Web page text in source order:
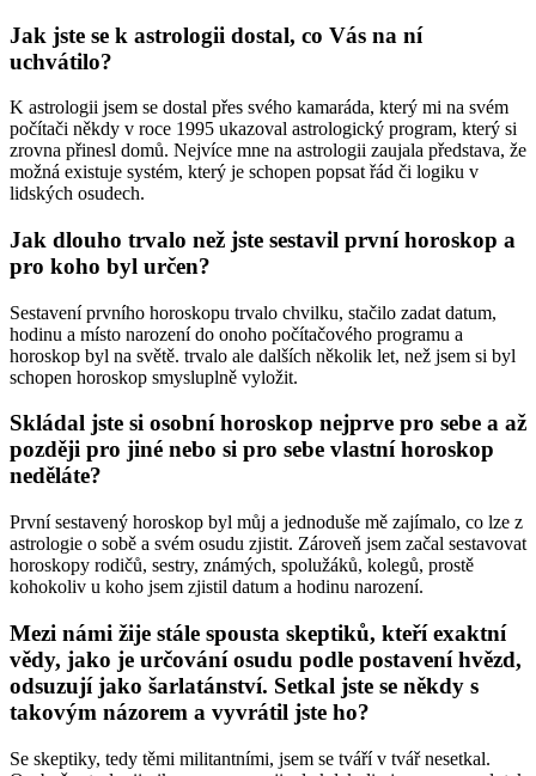
Jak jste se k astrologii dostal, co Vás na ní
uchvátilo?
K astrologii jsem se dostal přes svého kamaráda, který mi na svém
počítači někdy v roce 1995 ukazoval astrologický program, který si
zrovna přinesl domů. Nejvíce mne na astrologii zaujala představa, že
možná existuje systém, který je schopen popsat řád či logiku v
lidských osudech.
Jak dlouho trvalo než jste sestavil první horoskop a
pro koho byl určen?
Sestavení prvního horoskopu trvalo chvilku, stačilo zadat datum,
hodinu a místo narození do onoho počítačového programu a
horoskop byl na světě. trvalo ale dalších několik let, než jsem si byl
schopen horoskop smysluplně vyložit.
Skládal jste si osobní horoskop nejprve pro sebe a až
později pro jiné nebo si pro sebe vlastní horoskop
neděláte?
První sestavený horoskop byl můj a jednoduše mě zajímalo, co lze z
astrologie o sobě a svém osudu zjistit. Zároveň jsem začal sestavovat
horoskopy rodičů, sestry, známých, spolužáků, kolegů, prostě
kohokoliv u koho jsem zjistil datum a hodinu narození.
Mezi námi žije stále spousta skeptiků, kteří exaktní
vědy, jako je určování osudu podle postavení hvězd,
odsuzují jako šarlatánství. Setkal jste se někdy s
takovým názorem a vyvrátil jste ho?
Se skeptiky, tedy těmi militantními, jsem se tváří v tvář nesetkal.